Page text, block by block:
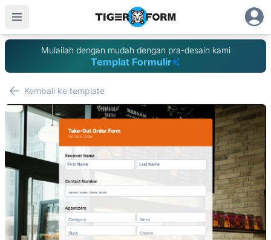
Mulailah dengan mudah dengan pra-desain kami
Templat Formulir
Kembali ke template